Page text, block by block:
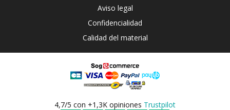
Aviso legal
Confidencialidad
Calidad del material
4,7/5 con +1,3K opiniones Trustpilot